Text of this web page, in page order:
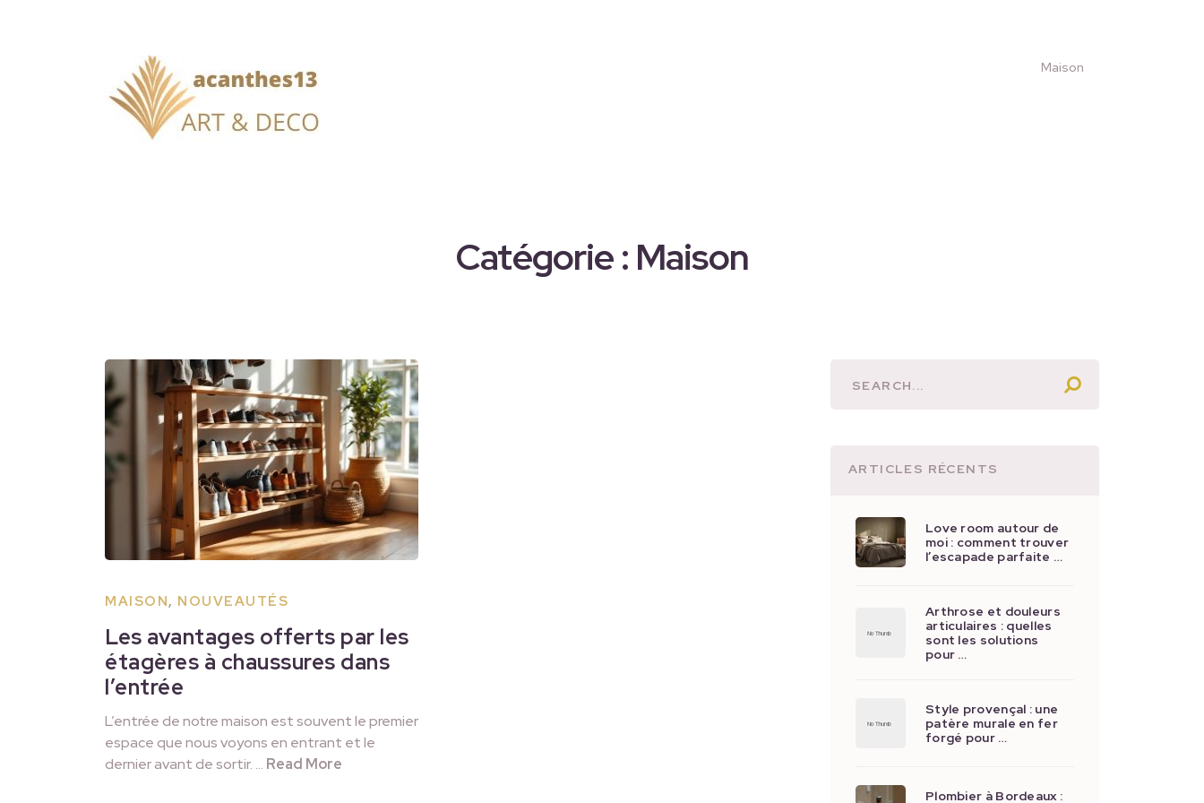
Maison
Catégorie : Maison
MAISON, NOUVEAUTÉS
Les avantages offerts par les
étagères à chaussures dans
l’entrée
L’entrée de notre maison est souvent le premier
espace que nous voyons en entrant et le
dernier avant de sortir. … Read More
ARTICLES RÉCENTS
Love room autour de
moi : comment trouver
l’escapade parfaite …
Arthrose et douleurs
articulaires : quelles
sont les solutions
pour …
Style provençal : une
patère murale en fer
forgé pour …
Plombier à Bordeaux :